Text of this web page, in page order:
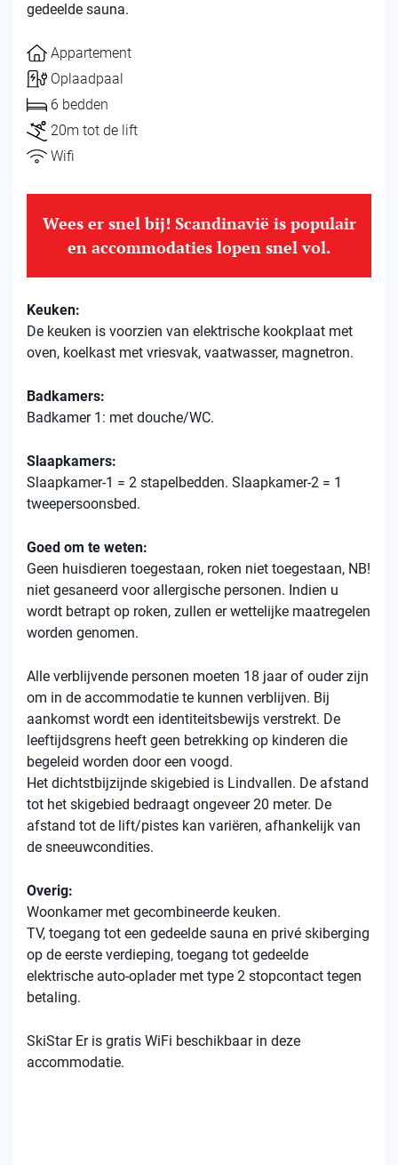
gedeelde sauna.
Appartement
Oplaadpaal
6 bedden
20m tot de lift
Wifi
Wees er snel bij! Scandinavië is populair
en accommodaties lopen snel vol.
Keuken:
De keuken is voorzien van elektrische kookplaat met
oven, koelkast met vriesvak, vaatwasser, magnetron.
Badkamers:
Badkamer 1: met douche/WC.
Slaapkamers:
Slaapkamer-1 = 2 stapelbedden. Slaapkamer-2 = 1
tweepersoonsbed.
Goed om te weten:
Geen huisdieren toegestaan, roken niet toegestaan, NB!
niet gesaneerd voor allergische personen. Indien u
wordt betrapt op roken, zullen er wettelijke maatregelen
worden genomen.
Alle verblijvende personen moeten 18 jaar of ouder zijn
om in de accommodatie te kunnen verblijven. Bij
aankomst wordt een identiteitsbewijs verstrekt. De
leeftijdsgrens heeft geen betrekking op kinderen die
begeleid worden door een voogd.
Het dichtstbijzijnde skigebied is Lindvallen. De afstand
tot het skigebied bedraagt ​​ongeveer 20 meter. De
afstand tot de lift/pistes kan variëren, afhankelijk van
de sneeuwcondities.
Overig:
Woonkamer met gecombineerde keuken.
TV, toegang tot een gedeelde sauna en privé skiberging
op de eerste verdieping, toegang tot gedeelde
elektrische auto-oplader met type 2 stopcontact tegen
betaling.
SkiStar Er is gratis WiFi beschikbaar in deze
accommodatie.